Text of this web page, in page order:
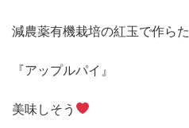
減農薬有機栽培の紅玉で作らた
『アップルパイ』
美味しそう